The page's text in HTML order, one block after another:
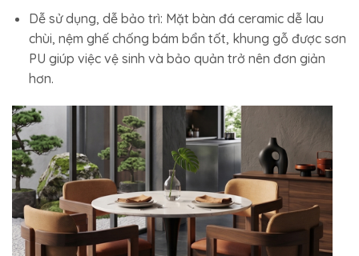
Dễ sử dụng, dễ bảo trì: Mặt bàn đá ceramic dễ lau
chùi, nệm ghế chống bám bẩn tốt, khung gỗ được sơn
PU giúp việc vệ sinh và bảo quản trở nên đơn giản
hơn.